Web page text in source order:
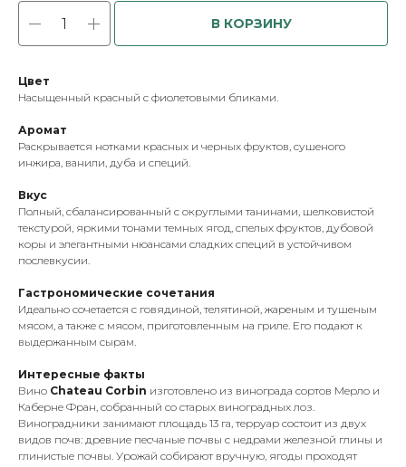
В КОРЗИНУ
Цвет
Насыщенный красный с фиолетовыми бликами.
Аромат
Раскрывается нотками красных и черных фруктов, сушеного
инжира, ванили, дуба и специй.
Вкус
Полный, сбалансированный с округлыми танинами, шелковистой
текстурой, яркими тонами темных ягод, спелых фруктов, дубовой
коры и элегантными нюансами сладких специй в устойчивом
послевкусии.
Гастрономические сочетания
Идеально сочетается с говядиной, телятиной, жареным и тушеным
мясом, а также с мясом, приготовленным на гриле. Его подают к
выдержанным сырам.
Интересные факты
Вино Chateau Corbin изготовлено из винограда сортов Мерло и
Каберне Фран, собранный со старых виноградных лоз.
Виноградники занимают площадь 13 га, терруар состоит из двух
видов почв: древние песчаные почвы с недрами железной глины и
глинистые почвы. Урожай собирают вручную, ягоды проходят